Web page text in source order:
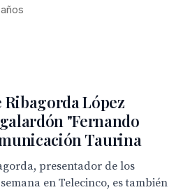
Ribagorda López
"Fernando
Taurina
presentador de los
en Telecinco, es también